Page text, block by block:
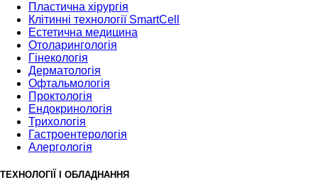
Пластична хірургія
Клітинні технології SmartCell
Естетична медицина
Отоларингологія
Гінекологія
Дерматологія
Офтальмологія
Проктологія
Ендокринологія
Трихологія
Гастроентерологія
Алергологія
ТЕХНОЛОГІЇ І ОБЛАДНАННЯ